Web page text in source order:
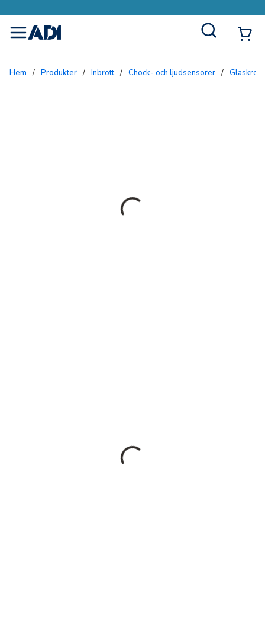
menu
Hem / Produkter / Inbrott / Chock- och ljudsensorer /